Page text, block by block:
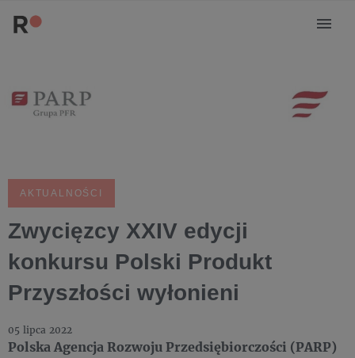
AKTUALNOŚCI
Zwycięzcy XXIV edycji
konkursu Polski Produkt
Przyszłości wyłonieni
05 lipca 2022
Polska Agencja Rozwoju Przedsiębiorczości (PARP)